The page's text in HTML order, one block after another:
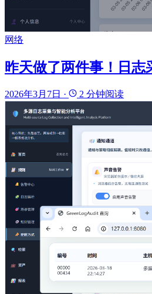
网络
昨天做了两件事！日志
2026年3月7日 · 2 分钟阅读